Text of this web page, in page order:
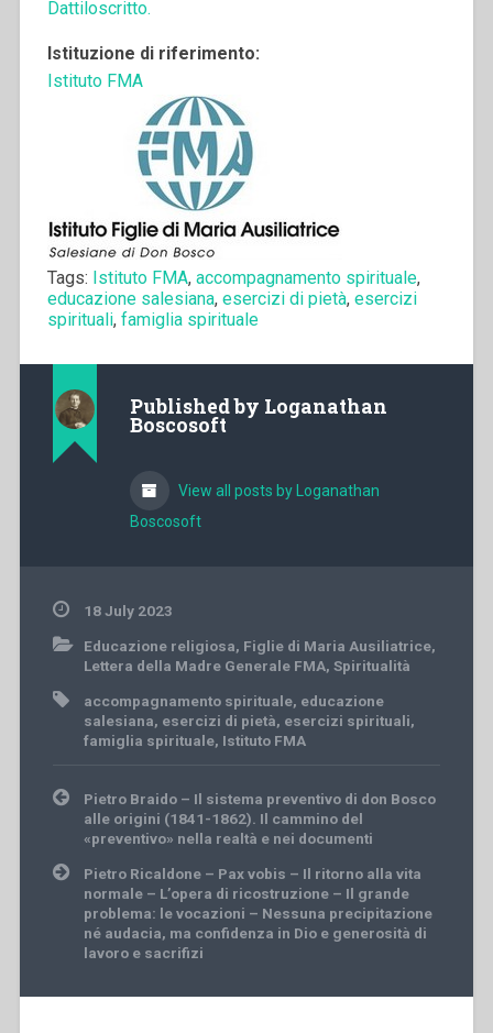
Dattiloscritto.
Istituzione di riferimento:
Istituto FMA
Tags: Istituto FMA, accompagnamento spirituale,
educazione salesiana, esercizi di pietà, esercizi
spirituali, famiglia spirituale
Published by Loganathan
Boscosoft
View all posts by Loganathan
Boscosoft
18 July 2023
Educazione religiosa, Figlie di Maria Ausiliatrice,
Lettera della Madre Generale FMA, Spiritualità
accompagnamento spirituale, educazione
salesiana, esercizi di pietà, esercizi spirituali,
famiglia spirituale, Istituto FMA
Post
navigation
Pietro Braido – Il sistema preventivo di don Bosco
alle origini (1841-1862). Il cammino del
«preventivo» nella realtà e nei documenti
Pietro Ricaldone – Pax vobis – Il ritorno alla vita
normale – L’opera di ricostruzione – Il grande
problema: le vocazioni – Nessuna precipitazione
né audacia, ma confidenza in Dio e generosità di
lavoro e sacrifizi